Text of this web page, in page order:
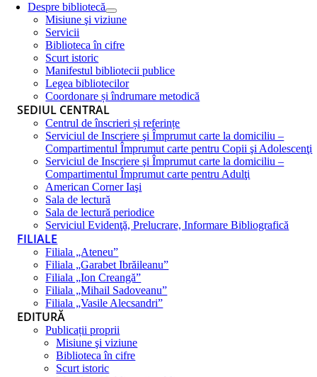
Despre bibliotecă
Misiune şi viziune
Servicii
Biblioteca în cifre
Scurt istoric
Manifestul bibliotecii publice
Legea bibliotecilor
Coordonare și îndrumare metodică
SEDIUL CENTRAL
Centrul de înscrieri și referințe
Serviciul de Inscriere şi Împrumut carte la domiciliu –
Compartimentul Împrumut carte pentru Copii şi Adolescenţi
Serviciul de Inscriere şi Împrumut carte la domiciliu –
Compartimentul Împrumut carte pentru Adulţi
American Corner Iaşi
Sala de lectură
Sala de lectură periodice
Serviciul Evidenţă, Prelucrare, Informare Bibliografică
FILIALE
Filiala „Ateneu”
Filiala „Garabet Ibrăileanu”
Filiala „Ion Creangă”
Filiala „Mihail Sadoveanu”
Filiala „Vasile Alecsandri”
EDITURĂ
Publicații proprii
Misiune şi viziune
Biblioteca în cifre
Scurt istoric